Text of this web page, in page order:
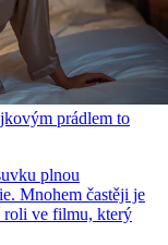
prádlem to
plnou
Mnohem častěji je
roli ve filmu, který